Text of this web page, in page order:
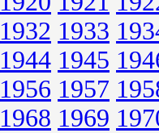
1932 1933
1944 1945
1956 1957
1968 1969